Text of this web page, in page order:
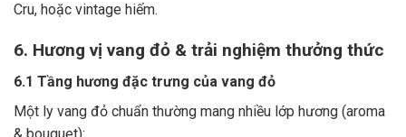
Cru, hoặc vintage hiếm.
6. Hương vị vang đỏ & trải nghiệm thưởng thức
6.1 Tầng hương đặc trưng của vang đỏ
Một ly vang đỏ chuẩn thường mang nhiều lớp hương (aroma
& bouquet):